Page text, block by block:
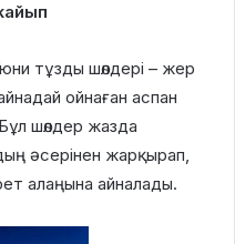
тұзды шөлдері – жер
ойнаған аспан
шөлдер жазда
әсерінен жарқырап,
алаңына айналады.